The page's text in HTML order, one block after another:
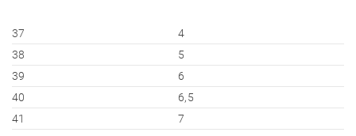
37
4
38
5
39
6
40
6,5
41
7